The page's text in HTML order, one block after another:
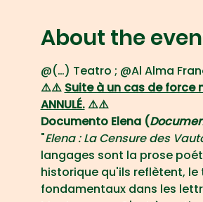
About the
@(…) Teatro ; @Al Alma
⚠️⚠️ Suite à un cas de force
ANNULÉ. ⚠️⚠️
Documento Elena (
"Elena : La Censure des
langages sont la prose
historique qu'ils reflètent,
fondamentaux dans les